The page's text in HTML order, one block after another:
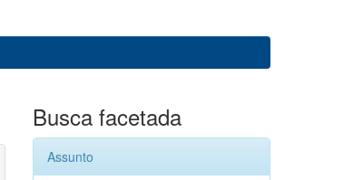
Busca facetada
Assunto